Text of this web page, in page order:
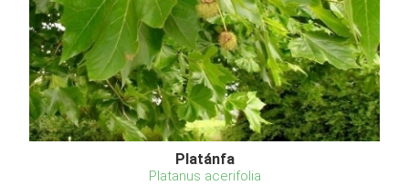
Platánfa
Platanus acerifolia